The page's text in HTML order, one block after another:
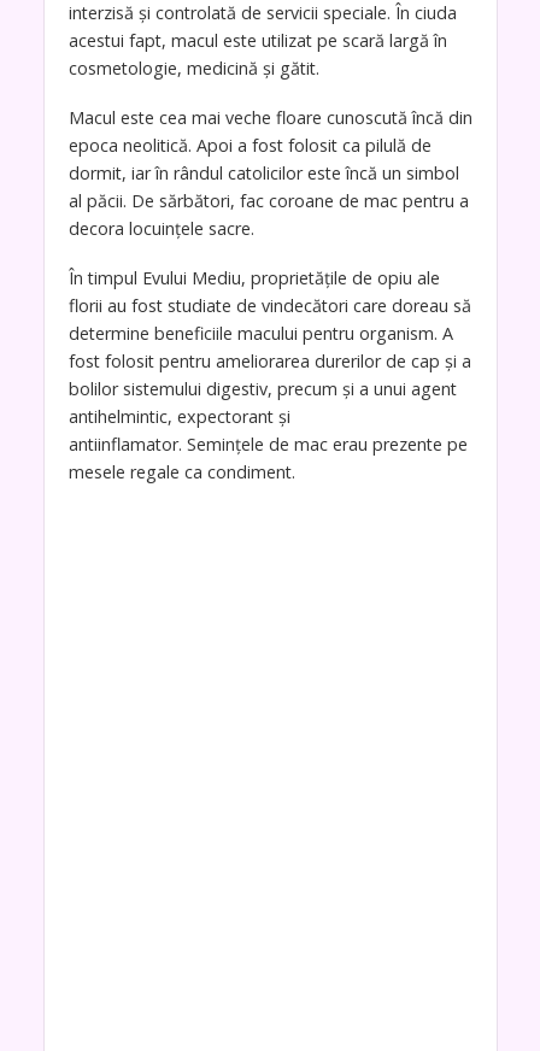
interzisă și controlată de servicii speciale. În ciuda
acestui fapt, macul este utilizat pe scară largă în
cosmetologie, medicină și gătit.
Macul este cea mai veche floare cunoscută încă din
epoca neolitică. Apoi a fost folosit ca pilulă de
dormit, iar în rândul catolicilor este încă un simbol
al păcii. De sărbători, fac coroane de mac pentru a
decora locuințele sacre.
În timpul Evului Mediu, proprietățile de opiu ale
florii au fost studiate de vindecători care doreau să
determine beneficiile macului pentru organism. A
fost folosit pentru ameliorarea durerilor de cap și a
bolilor sistemului digestiv, precum și a unui agent
antihelmintic, expectorant și
antiinflamator. Semințele de mac erau prezente pe
mesele regale ca condiment.